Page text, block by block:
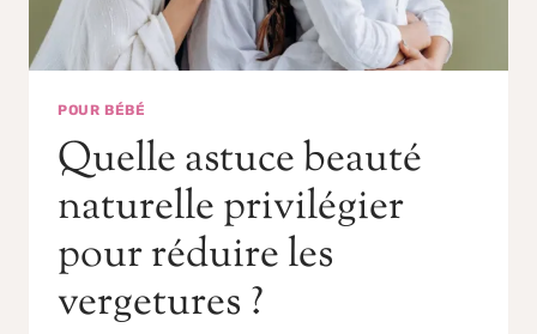
POUR BÉBÉ
Quelle astuce beauté
naturelle privilégier
pour réduire les
vergetures ?